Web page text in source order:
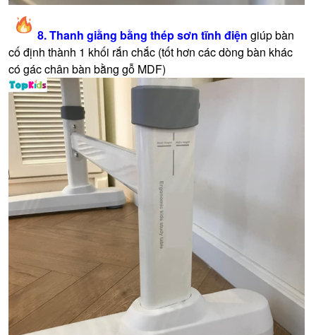
8. Thanh giằng bằng thép sơn tĩnh điện giúp bàn
cố định thành 1 khối rắn chắc (tốt hơn các dòng bàn khác
có gác chân bàn bằng gỗ MDF)